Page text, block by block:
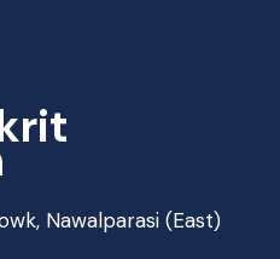
Nawalparasi (East)